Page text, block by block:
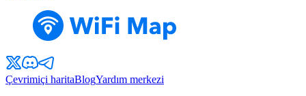
Çevrimiçi haritaBlogYardım merkezi